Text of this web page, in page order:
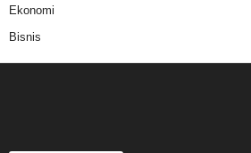
Ekonomi
Bisnis